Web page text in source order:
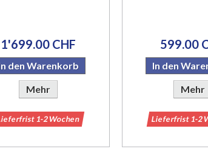
1'699.00 CHF
den Warenkorb
Mehr
1-2 Wochen
599.00
In den
Mehr
Lieferfrist 1-2